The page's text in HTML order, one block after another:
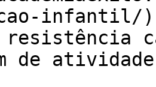
infantil/)
resistência
de